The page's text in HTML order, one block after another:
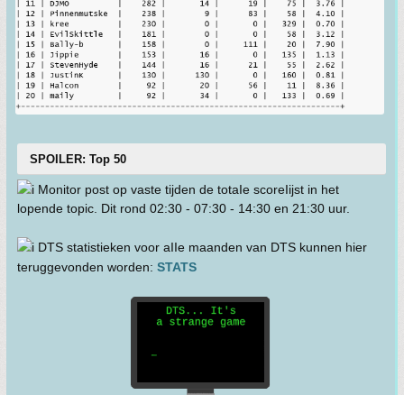
SPOILER: Top 50
Monitor post op vaste tijden de totaIe scoreIijst in het
lopende topic. Dit rond 02:30 - 07:30 - 14:30 en 21:30 uur.
DTS statistieken voor aIIe maanden van DTS kunnen hier
teruggevonden worden: STATS